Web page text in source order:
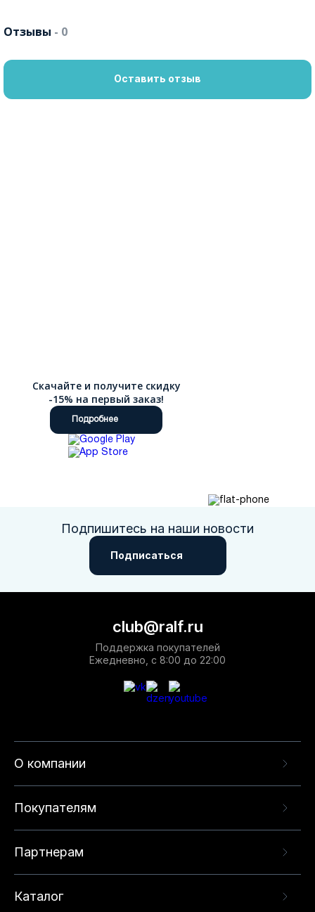
Отзывы - 0
Оставить отзыв
Скачайте и получите скидку
-15% на первый заказ!
Подробнее
Подпишитесь на наши новости
Подписаться
О компании
Покупателям
Партнерам
Каталог
club@ralf.ru
Поддержка покупателей
Ежедневно, с 8:00 до 22:00